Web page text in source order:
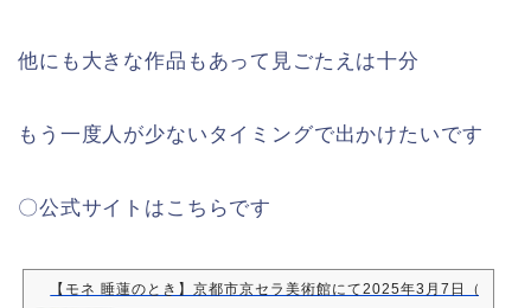
他にも大きな作品もあって見ごたえは十分
もう一度人が少ないタイミングで出かけたいです
〇公式サイトはこちらです
【モネ 睡蓮のとき】京都市京セラ美術館にて2025年3月7日（金）